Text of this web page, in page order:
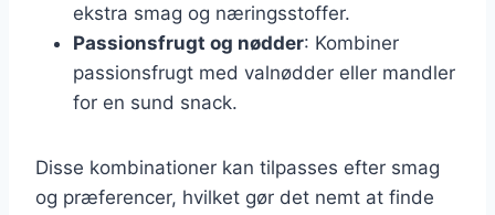
ekstra smag og næringsstoffer.
Passionsfrugt og nødder: Kombiner
passionsfrugt med valnødder eller mandler
for en sund snack.
Disse kombinationer kan tilpasses efter smag
og præferencer, hvilket gør det nemt at finde